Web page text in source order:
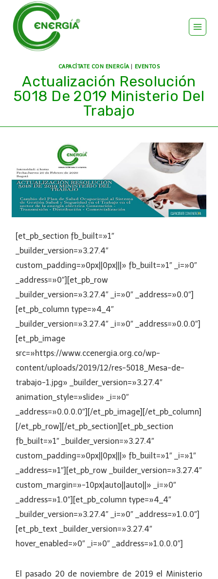
CAPACÍTATE CON ENERGÍA| EVENTOS
Actualización Resolución
5018 De 2019 Ministerio Del
Trabajo
[et_pb_section fb_built=»1″
_builder_version=»3.27.4″
custom_padding=»0px||0px|||» fb_built=»1″ _i=»0″
_address=»0″][et_pb_row
_builder_version=»3.27.4″ _i=»0″ _address=»0.0″]
[et_pb_column type=»4_4″
_builder_version=»3.27.4″ _i=»0″ _address=»0.0.0″]
[et_pb_image
src=»https://www.ccenergia.org.co/wp-
content/uploads/2019/12/res-5018_Mesa-de-
trabajo-1.jpg» _builder_version=»3.27.4″
animation_style=»slide» _i=»0″
_address=»0.0.0.0″][/et_pb_image][/et_pb_column]
[/et_pb_row][/et_pb_section][et_pb_section
fb_built=»1″ _builder_version=»3.27.4″
custom_padding=»0px||0px|||» fb_built=»1″ _i=»1″
_address=»1″][et_pb_row _builder_version=»3.27.4″
custom_margin=»-10px|auto||auto||» _i=»0″
_address=»1.0″][et_pb_column type=»4_4″
_builder_version=»3.27.4″ _i=»0″ _address=»1.0.0″]
[et_pb_text _builder_version=»3.27.4″
hover_enabled=»0″ _i=»0″ _address=»1.0.0.0″]
El pasado 20 de noviembre de 2019 el Ministerio